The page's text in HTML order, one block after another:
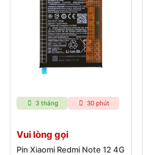
3 tháng 30 phút
Vui lòng gọi
Pin Xiaomi Redmi Note 12 4G